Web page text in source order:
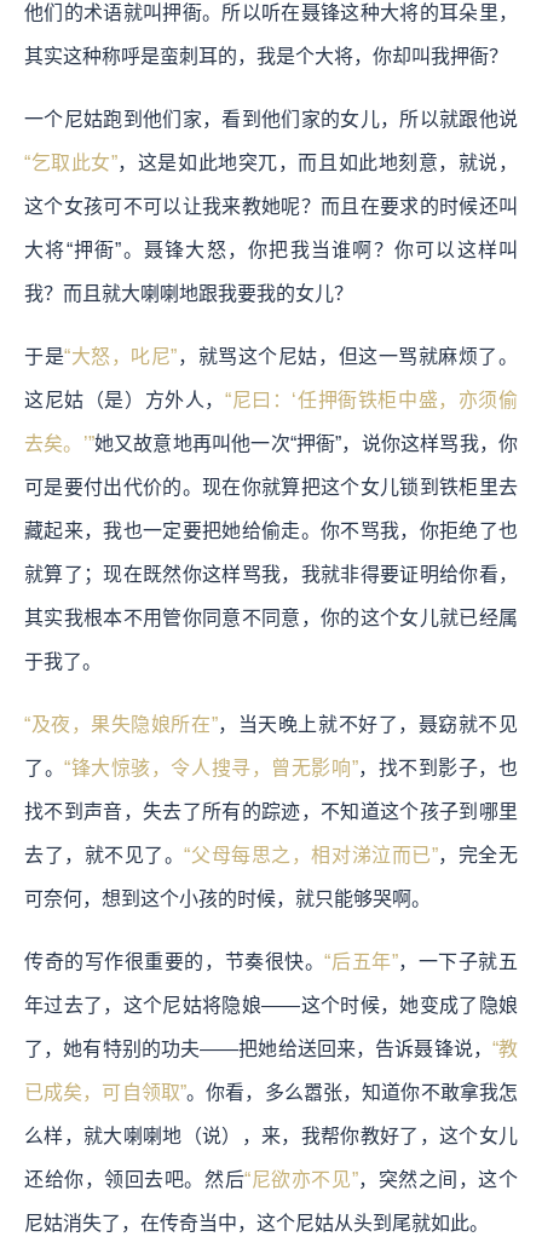
他们的术语就叫押衙。所以听在聂锋这种大将的耳朵里，
其实这种称呼是蛮刺耳的，我是个大将，你却叫我押衙？
一个尼姑跑到他们家，看到他们家的女儿，所以就跟他说
“乞取此女”，这是如此地突兀，而且如此地刻意，就说，
这个女孩可不可以让我来教她呢？而且在要求的时候还叫
大将“押衙”。聂锋大怒，你把我当谁啊？你可以这样叫
我？而且就大喇喇地跟我要我的女儿？
于是“大怒，叱尼”，就骂这个尼姑，但这一骂就麻烦了。
这尼姑（是）方外人， “尼曰：‘任押衙铁柜中盛，亦须偷
去矣。’”她又故意地再叫他一次“押衙”，说你这样骂我，你
可是要付出代价的。现在你就算把这个女儿锁到铁柜里去
藏起来，我也一定要把她给偷走。你不骂我，你拒绝了也
就算了；现在既然你这样骂我，我就非得要证明给你看，
其实我根本不用管你同意不同意，你的这个女儿就已经属
于我了。
“及夜，果失隐娘所在”，当天晚上就不好了，聂窈就不见
了。“锋大惊骇，令人搜寻，曾无影响”，找不到影子，也
找不到声音，失去了所有的踪迹，不知道这个孩子到哪里
去了，就不见了。“父母每思之，相对涕泣而已”，完全无
可奈何，想到这个小孩的时候，就只能够哭啊。
传奇的写作很重要的，节奏很快。“后五年”，一下子就五
年过去了，这个尼姑将隐娘——这个时候，她变成了隐娘
了，她有特别的功夫——把她给送回来，告诉聂锋说， “教
已成矣，可自领取”。你看，多么嚣张，知道你不敢拿我怎
么样，就大喇喇地（说），来，我帮你教好了，这个女儿
还给你，领回去吧。然后“尼欲亦不见”，突然之间，这个
尼姑消失了，在传奇当中，这个尼姑从头到尾就如此。